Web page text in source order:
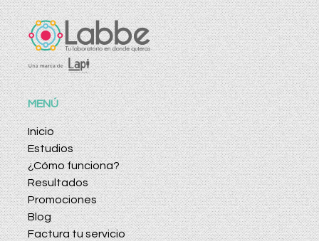
MENÚ
Inicio
Estudios
¿Cómo funciona?
Resultados
Promociones
Blog
Factura tu servicio